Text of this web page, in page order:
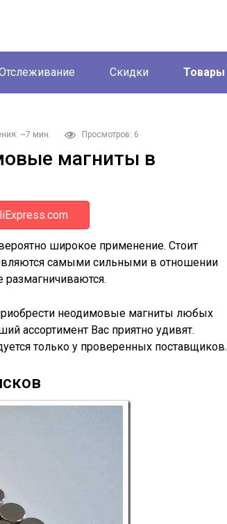
Скидки Товары
~7 мин. Просмотров: 6
магниты в
широкое применение. Стоит
самыми сильными в отношении
неодимовые магниты любых
ассортимент Вас приятно удивят.
только у проверенных поставщиков.